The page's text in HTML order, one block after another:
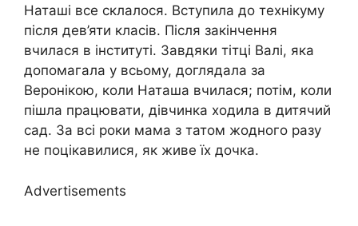
Наташі все склалося. Вступила до технікуму
після дев’яти класів. Після закінчення
вчилася в інституті. Завдяки тітці Валі, яка
допомагала у всьому, доглядала за
Веронікою, коли Наташа вчилася; потім, коли
пішла працювати, дівчинка ходила в дитячий
сад. За всі роки мама з татом жодного разу
не поцікавилися, як живе їх дочка.
Advertisements